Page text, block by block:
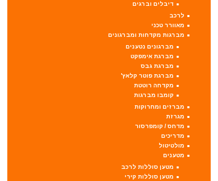
דיבלים וברגים
לרכב
מאוורר טכני
מברגות מקדחות ומברגונים
מברגונים נטענים
מברגת אימפקט
מברגת גבס
מברגת פוטר קלאץ'
מקדחה רוטטת
קומבו מברגות
מברזים ומחרוקות
מגרזת
מדחס / קומפרסור
מדריכים
מולטיטול
מטענים
מטען סוללות לרכב
מטען סוללות קירי